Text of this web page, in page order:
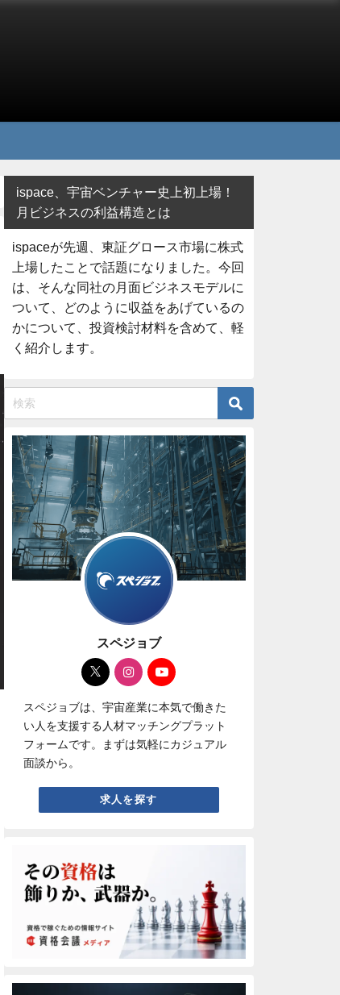
ispace、宇宙ベンチャー史上初上場！
月ビジネスの利益構造とは
ispaceが先週、東証グロース市場に株式
上場したことで話題になりました。今回
は、そんな同社の月面ビジネスモデルに
ついて、どのように収益をあげているの
かについて、投資検討材料を含めて、軽
く紹介します。
スペジョブ
スペジョブは、宇宙産業に本気で働きた
い人を支援する人材マッチングプラット
フォームです。まずは気軽にカジュアル
面談から。
求人を探す